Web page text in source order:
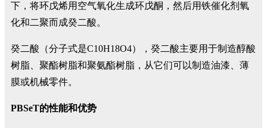
下，将环戊烯用空气氧化生成环戊酮，然后用铁催化剂氧
化和二聚而成癸二酸。
癸二酸（分子式是C10H18O4），癸二酸主要用于制造醇酸
树脂、聚酯树脂和聚氨酯树脂，从它们可以制造油漆、薄
膜或机械零件。
PBSeT的性能和优势